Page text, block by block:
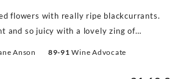
flowers with really ripe blackcurrants.
and so juicy with a lovely zing of
Anson 89-91 Wine Advocate